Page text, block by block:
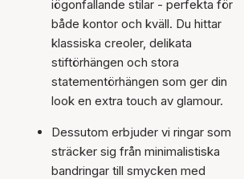
iögonfallande stilar - perfekta för
både kontor och kväll. Du hittar
klassiska creoler, delikata
stiftörhängen och stora
statementörhängen som ger din
look en extra touch av glamour.
Dessutom erbjuder vi ringar som
sträcker sig från minimalistiska
bandringar till smycken med